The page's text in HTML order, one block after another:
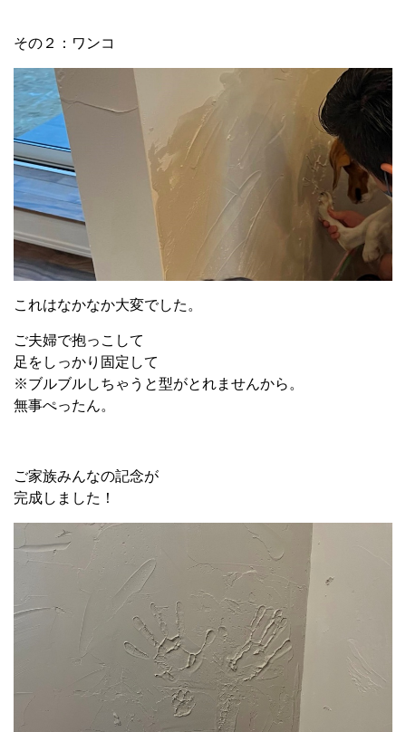
その２：ワンコ
これはなかなか大変でした。
ご夫婦で抱っこして
足をしっかり固定して
※ブルブルしちゃうと型がとれませんから。
無事ぺったん。
ご家族みんなの記念が
完成しました！